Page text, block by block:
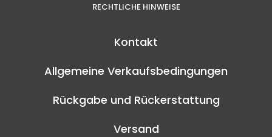
RECHTLICHE HINWEISE
Kontakt
Allgemeine Verkaufsbedingungen
Rückgabe und Rückerstattung
Versand